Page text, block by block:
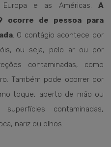
Europa e as Américas. A
ocorre de pessoa para
. O contágio acontece por
ou seja, pelo ar ou por
contaminadas, como
Também pode ocorrer por
toque, aperto de mão ou
contaminadas,
nariz ou olhos.